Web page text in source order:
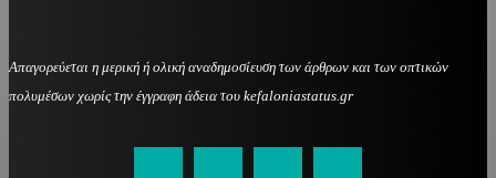
Απαγορεύεται η μερική ή ολική αναδημοσίευση των άρθρων και των οπτικών
πολυμέσων χωρίς την έγγραφη άδεια του kefaloniastatus.gr